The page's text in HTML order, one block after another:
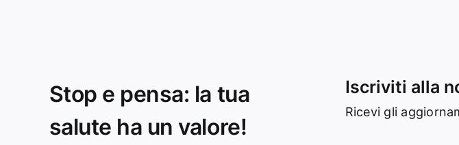
Stop e pensa: la tua
salute ha un valore!
Iscriviti alla
Ricevi gli